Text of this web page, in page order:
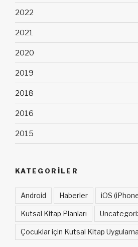
2022
2021
2020
2019
2018
2016
2015
KATEGORILER
Android Haberler iOS
Kutsal Kitap Planları
Çocuklar için Kutsal Kitap